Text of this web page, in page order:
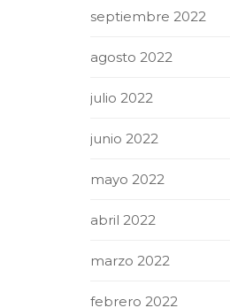
septiembre 2022
agosto 2022
julio 2022
junio 2022
mayo 2022
abril 2022
marzo 2022
febrero 2022